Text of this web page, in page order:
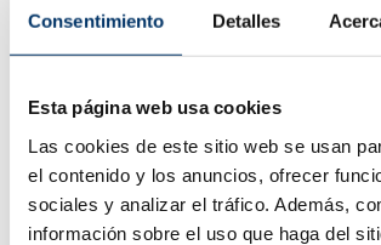
Consentimiento Detalles
Esta página web usa cookies
Las cookies de este sitio web se usan
el contenido y los anuncios, ofrecer
sociales y analizar el tráfico. Además,
información sobre el uso que haga del
Posso scoprire quale gruppo sanguigno
bambino?